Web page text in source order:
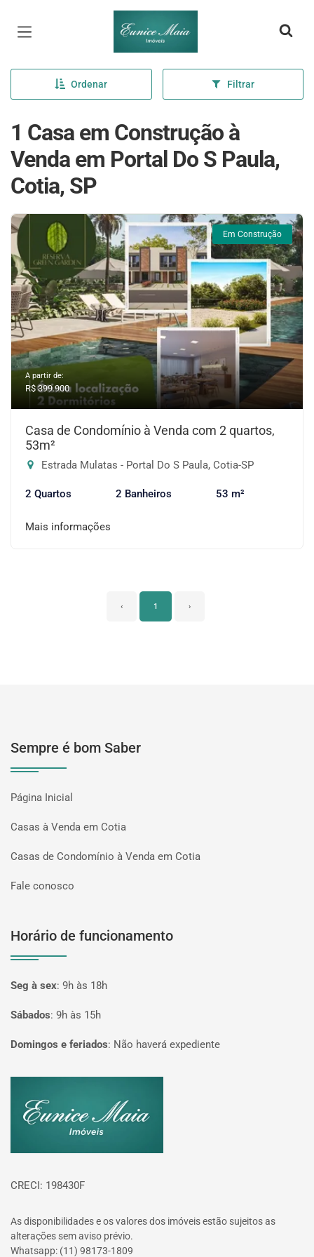
Página inicial
Ordenar Filtrar
1 Casa em Construção à
Venda em Portal Do S Paula,
Cotia, SP
Em Construção
A partir de:
R$ 399.900
Casa de Condomínio à Venda com 2 quartos,
53m²
Estrada Mulatas - Portal Do S Paula, Cotia-SP
2 Quartos 2 Banheiros 53 m²
Mais informações
‹ 1 ›
Sempre é bom Saber
Página Inicial
Casas à Venda em Cotia
Casas de Condomínio à Venda em Cotia
Fale conosco
Horário de funcionamento
Seg à sex: 9h às 18h
Sábados: 9h às 15h
Domingos e feriados: Não haverá expediente
CRECI: 198430F
As disponibilidades e os valores dos imóveis estão sujeitos as
alterações sem aviso prévio.
Whatsapp: (11) 98173-1809